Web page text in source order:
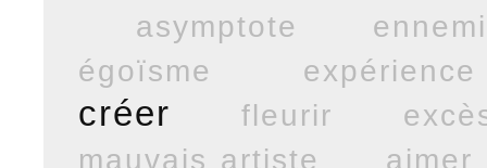
asymptote
ennemi
égoïsme
expérience
créer fleurir
mauvais artiste
aimer